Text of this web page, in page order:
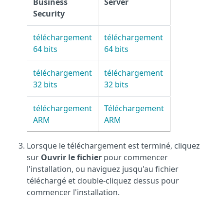
Security
téléchargement
64 bits
téléchargement
64 bits
téléchargement
32 bits
téléchargement
32 bits
téléchargement
ARM
Téléchargement
ARM
Lorsque le téléchargement est terminé, cliquez
sur Ouvrir le fichier pour commencer
l'installation, ou naviguez jusqu'au fichier
téléchargé et double-cliquez dessus pour
commencer l'installation.